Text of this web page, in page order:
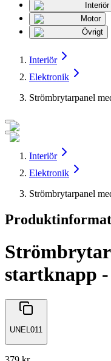
Interiör
Motor
Övrigt
Interiör
Elektronik
Strömbrytarpanel
Interiör
Elektronik
Strömbrytarpanel
startknapp
UNEL011